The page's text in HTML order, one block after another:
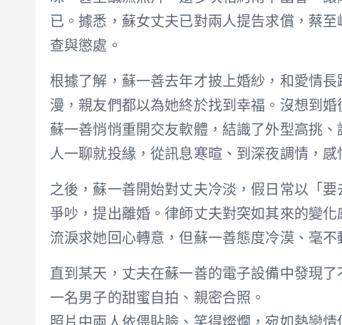
已。據悉，蘇女丈夫已對兩人提告求償，蔡
查與懲處。
根據了解，蘇一善去年才披上婚紗，和愛情
漫，親友們都以為她終於找到幸福。沒想到
蘇一善悄悄重開交友軟體，結識了外型高挑
人一聊就投緣，從訊息寒暄、到深夜調情，感
之後，蘇一善開始對丈夫冷淡，假日常以「
爭吵，提出離婚。律師丈夫對突如其來的變
流淚求她回心轉意，但蘇一善態度冷漠、毫不
直到某天，丈夫在蘇一善的電子設備中發現
一名男子的甜蜜自拍、親密合照。